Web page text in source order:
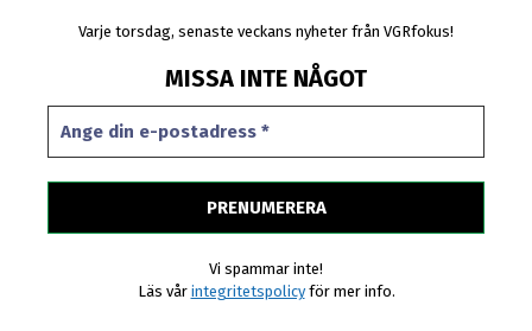
Varje torsdag, senaste veckans nyheter från VGRfokus!
MISSA INTE NÅGOT
Vi spammar inte!
Läs vår integritetspolicyför mer info.